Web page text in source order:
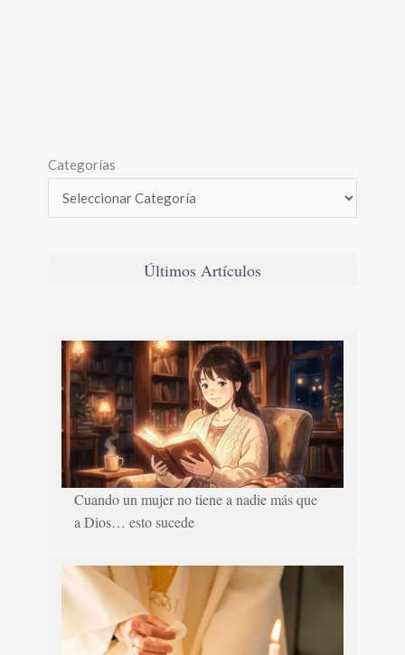
Categorías
Últimos Artículos
Cuando un mujer no tiene a nadie más que
a Dios… esto sucede